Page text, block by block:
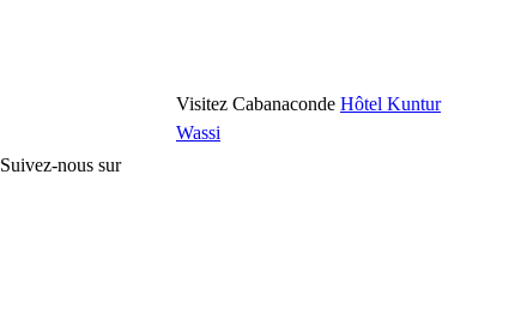
Visitez Cabanaconde Hôtel Kuntur
Wassi
Suivez-nous sur